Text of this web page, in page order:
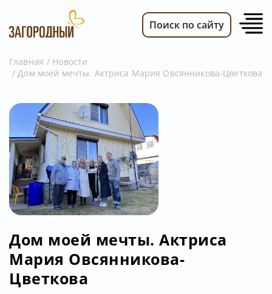
ВИДЕО
ТЕЛЕПРОГРАММА
РЕКЛАМОДАТЕЛЯМ
Поиск по сайту
Главная
Новости
Дом моей мечты. Актриса Мария Овсянникова-Цветкова
Дом моей мечты. Актриса
Мария Овсянникова-
Цветкова